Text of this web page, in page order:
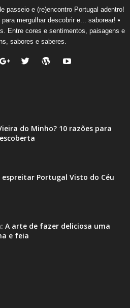
passeio e (re)encontro Portugal adentro!
mergulhar descobrir e... saborear! •
Entre cores e sentimentos, paisagens e
sabores e saberes.
do Minho? 10 razões para
Portugal Visto do Céu
A arte de fazer deliciosa uma
e feia